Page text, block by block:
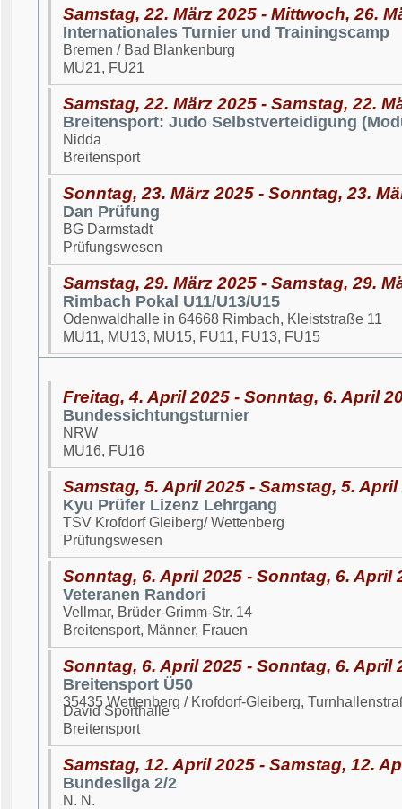
Samstag, 22. März 2025 - Mittwoch, 26.
Internationales Turnier und Trainingscamp
Bremen / Bad Blankenburg
MU21, FU21
Samstag, 22. März 2025 - Samstag, 22.
Breitensport: Judo Selbstverteidigung
Nidda
Breitensport
Sonntag, 23. März 2025 - Sonntag, 23.
Dan Prüfung
BG Darmstadt
Prüfungswesen
Samstag, 29. März 2025 - Samstag, 29.
Rimbach Pokal U11/U13/U15
Odenwaldhalle in 64668 Rimbach, Kleiststraße 11
MU11, MU13, MU15, FU11, FU13, FU15
Freitag, 4. April 2025 - Sonntag, 6. April
Bundessichtungsturnier
NRW
MU16, FU16
Samstag, 5. April 2025 - Samstag, 5. April
Kyu Prüfer Lizenz Lehrgang
TSV Krofdorf Gleiberg/ Wettenberg
Prüfungswesen
Sonntag, 6. April 2025 - Sonntag, 6. April
Veteranen Randori
Vellmar, Brüder-Grimm-Str. 14
Breitensport, Männer, Frauen
Sonntag, 6. April 2025 - Sonntag, 6. April
Breitensport Ü50
35435 Wettenberg / Krofdorf-Gleiberg,
David Sporthalle
Breitensport
Samstag, 12. April 2025 - Samstag, 12.
Bundesliga 2/2
N. N.